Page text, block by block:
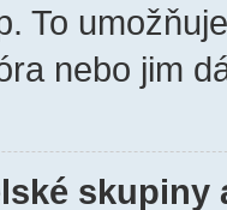
To
nebo jim
skupiny